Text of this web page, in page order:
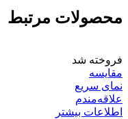
محصولات مرتبط
فروخته شد
مقایسه
نمای سریع
علاقه‌مندم
اطلاعات بیشتر